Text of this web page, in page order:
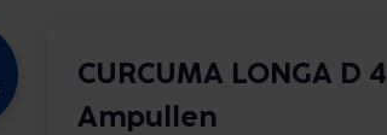
CURCUMA LONGA D 4
Ampullen